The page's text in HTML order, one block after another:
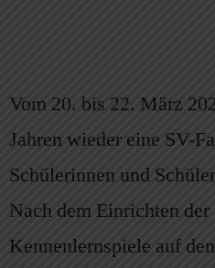
Vom 20. bis 22. März
Jahren wieder eine SV-
Schülerinnen und
Nach dem Einrichten
Kennenlernspiele auf